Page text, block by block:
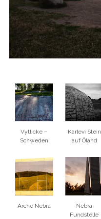
Vytlicke –
Schweden
Karlevi Stein
auf Öland
Arche Nebra
Nebra
Fundstelle